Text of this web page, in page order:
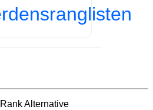
Alternative